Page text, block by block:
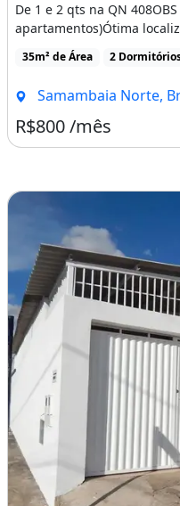
De 1 e 2 qts na QN
apartamentos)Ótima
35m² de Área 2
Samambaia Norte,
R$800 /mês